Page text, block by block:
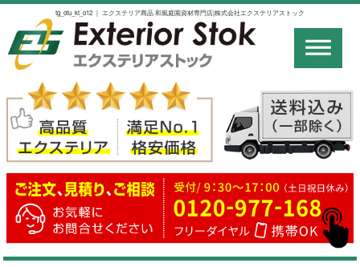
tg_otu_kt_o12 ｜ エクステリア商品 和風庭園資材専門店|株式会社エクステリアストック